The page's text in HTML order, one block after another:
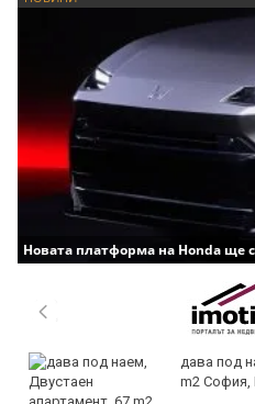
Новата платформа на Honda ще
дава под
m2 София,